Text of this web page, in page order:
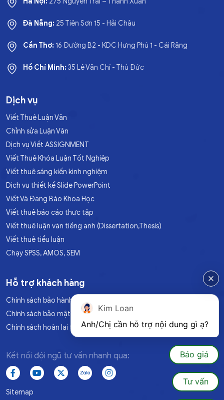
Đà Nẵng: 25 Tiên Sơn 15 - Hải Châu
Cần Thơ:16 Đường B2 - KDC Hưng Phú 1 - Cái Răng
Hồ Chí Minh:35 Lê Văn Chí - Thủ Đức
Dịch vụ
Viết Thuê Luận Văn
Chỉnh sửa Luận Văn
Dịch vụ Viết ASSIGNMENT
Viết Thuê Khóa Luận Tốt Nghiệp
Viết thuê sáng kiến kinh nghiệm
Dịch vụ thiết kế Slide PowerPoint
Viết Và Đăng Báo Khoa Học
Viết thuê báo cáo thực tập
Viết thuê luận văn tiếng anh (Dissertation,Thesis)
Viết thuê tiểu luận
Chạy SPSS, AMOS, SEM
Hỗ trợ khách hàng
Chính sách bảo hành
Chính sách bảo mật
Chính sách hoàn lại tiền
Kết nối đội ngũ tư vấn nhanh qua:
Sitemap
Kim Loan
Anh/Chị cần hỗ trợ nội dung gì ạ?
Báo giá
Tư vấn